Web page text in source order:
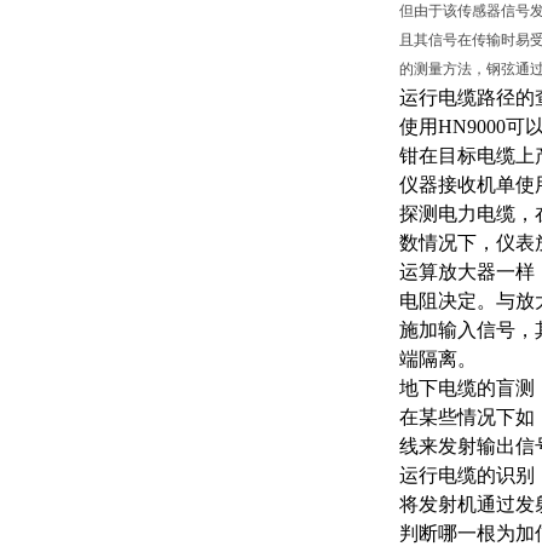
但由于该传感器信号
且其信号在传输时易
的测量方法，钢弦通
运行电缆路径的
使用HN9000可
钳在目标电缆上
仪器接收机单使
探测电力电缆，
数情况下，仪表
运算放大器一样
电阻决定。与
施加输入信号，
端隔离。
地下电缆的盲测
在某些情况下如
线来发射输出信
运行电缆的识别
将发射机通过发
判断哪一根为